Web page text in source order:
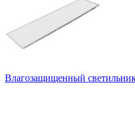
Влагозащищенный